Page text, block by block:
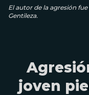
El autor de la agresión
Gentileza.
joven